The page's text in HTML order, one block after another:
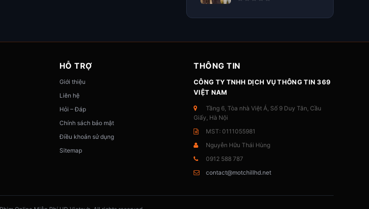
HỖ TRỢ
Giới thiệu
Liên hệ
Hỏi – Đáp
Chính sách bảo mật
Điều khoản sử dụng
Sitemap
THÔNG TIN
CÔNG TY TNHH DỊCH VỤ THÔNG TIN 369
VIỆT NAM
Tầng 6, Tòa nhà Việt Á, Số 9 Duy Tân, Cầu
Giấy, Hà Nội
MST: 0111055981
Nguyễn Hữu Thái Hùng
0912 588 787
contact@motchillhd.net